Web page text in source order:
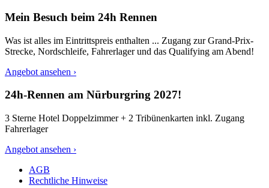
Mein Besuch beim 24h Rennen
Was ist alles im Eintrittspreis enthalten ... Zugang zur Grand-Prix-
Strecke, Nordschleife, Fahrerlager und das Qualifying am Abend!
Angebot ansehen ›
24h-Rennen am Nürburgring 2027!
3 Sterne Hotel Doppelzimmer + 2 Tribünenkarten inkl. Zugang
Fahrerlager
Angebot ansehen ›
AGB
Rechtliche Hinweise